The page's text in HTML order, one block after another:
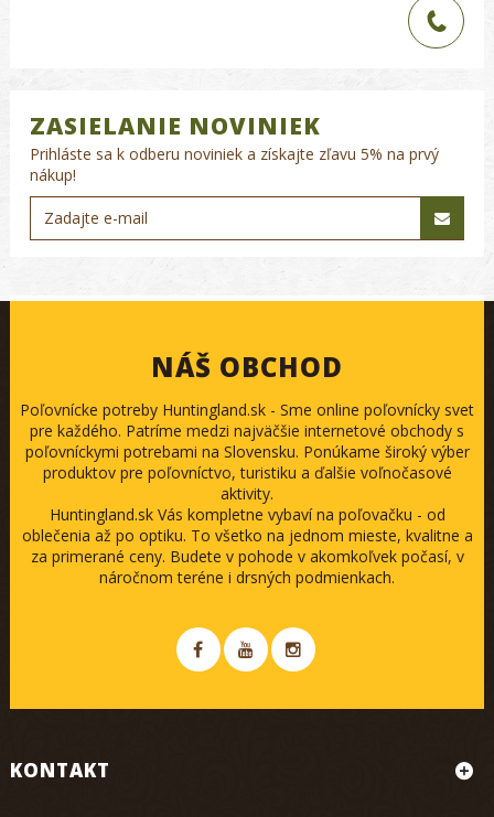
ZASIELANIE NOVINIEK
Prihláste sa k odberu noviniek a získajte zľavu 5% na prvý
nákup!
NÁŠ OBCHOD
Poľovnícke potreby Huntingland.sk - Sme online poľovnícky svet
pre každého. Patríme medzi najväčšie internetové obchody s
poľovníckymi potrebami na Slovensku. Ponúkame široký výber
produktov pre poľovníctvo, turistiku a ďalšie voľnočasové
aktivity.
Huntingland.sk Vás kompletne vybaví na poľovačku - od
oblečenia až po optiku. To všetko na jednom mieste, kvalitne a
za primerané ceny. Budete v pohode v akomkoľvek počasí, v
náročnom teréne i drsných podmienkach.
KONTAKT